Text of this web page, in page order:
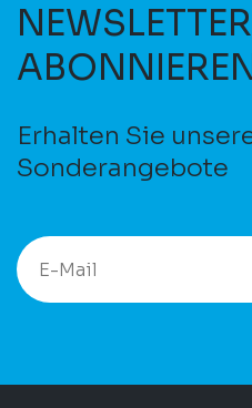
NEWSLETTER
Erhalten Sie
Sonderangebote